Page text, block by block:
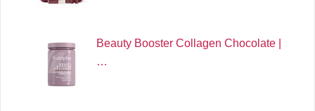
Beauty Booster Collagen Chocolate |
…